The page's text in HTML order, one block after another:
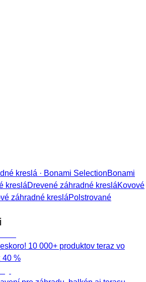
kreslá · Bonami SelectionBonami
kresláDrevené záhradné kresláKovové
záhradné kresláPolstrované
10 000+ produktov teraz vo
40 %